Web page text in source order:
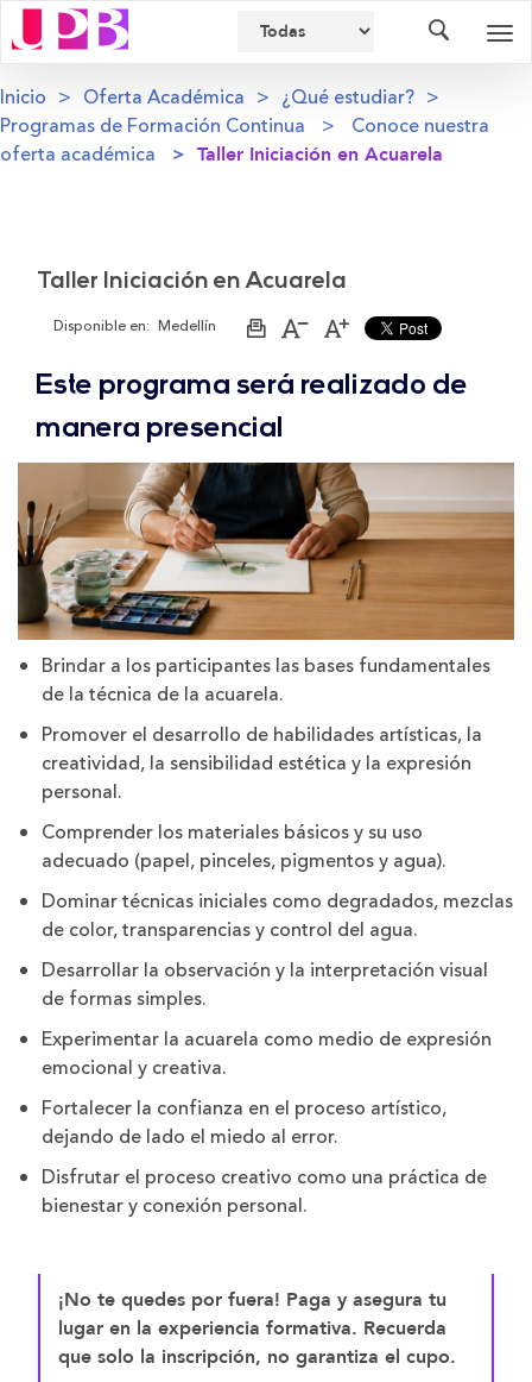
Inicio Oferta Académica
¿Qué estudiar?
Programas de Formación Continua
Conoce nuestra
oferta académica
Taller Iniciación en Acuarela
Taller Iniciación en Acuarela
Disponible en: Medellín
ImprimirAumentar
de
Disminuir
de
Este programa será realizado de
manera presencial
Brindar a los participantes las bases fundamentales
de la técnica de la acuarela.
Promover el desarrollo de habilidades artísticas, la
creatividad, la sensibilidad estética y la expresión
personal.
Comprender los materiales básicos y su uso
adecuado (papel, pinceles, pigmentos y agua).
Dominar técnicas iniciales como degradados, mezclas
de color, transparencias y control del agua.
Desarrollar la observación y la interpretación visual
de formas simples.
Experimentar la acuarela como medio de expresión
emocional y creativa.
Fortalecer la confianza en el proceso artístico,
dejando de lado el miedo al error.
Disfrutar el proceso creativo como una práctica de
bienestar y conexión personal.
¡No te quedes por fuera! Paga y asegura tu
lugar en la experiencia formativa. Recuerda
que solo la inscripción, no garantiza el cupo.